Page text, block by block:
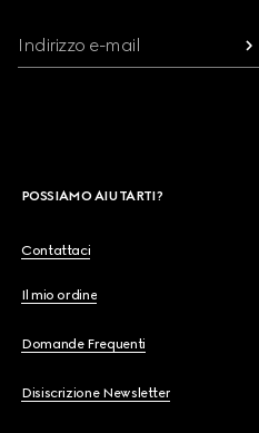
Indirizzo e-mail
POSSIAMO AIUTARTI?
Contattaci
Il mio ordine
Domande Frequenti
Disiscrizione Newsletter